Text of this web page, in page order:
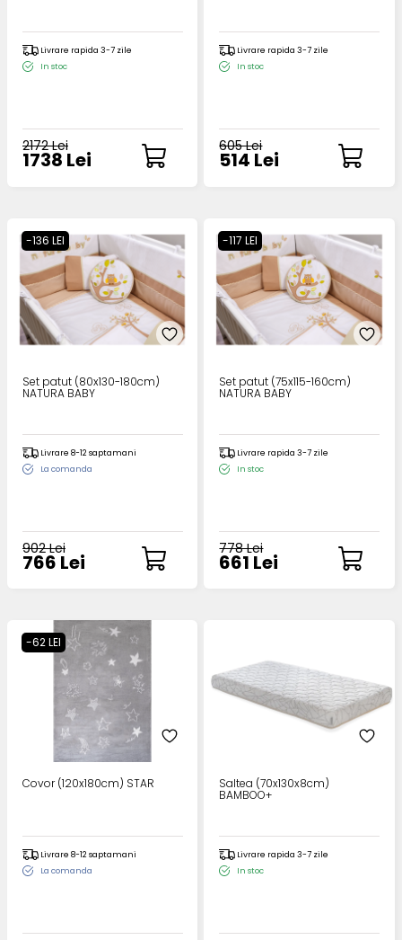
Livrare rapida 3-7 zile
In stoc
2172 Lei
1738 Lei
Livrare rapida 3-7 zile
In stoc
605 Lei
514 Lei
-136 LEI
Set patut (80x130-180cm)
NATURA BABY
Livrare 8-12 saptamani
La comanda
902 Lei
766 Lei
-117 LEI
Set patut (75x115-160cm)
NATURA BABY
Livrare rapida 3-7 zile
In stoc
778 Lei
661 Lei
-62 LEI
Covor (120x180cm) STAR
Livrare 8-12 saptamani
La comanda
Saltea (70x130x8cm)
BAMBOO+
Livrare rapida 3-7 zile
In stoc